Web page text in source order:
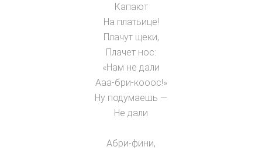
Капают
На платьице!
Плачут щеки,
Плачет нос:
«Нам не дали
Ааа-бри-кооос!»
Ну подумаешь —
Не дали
Абри-фини,